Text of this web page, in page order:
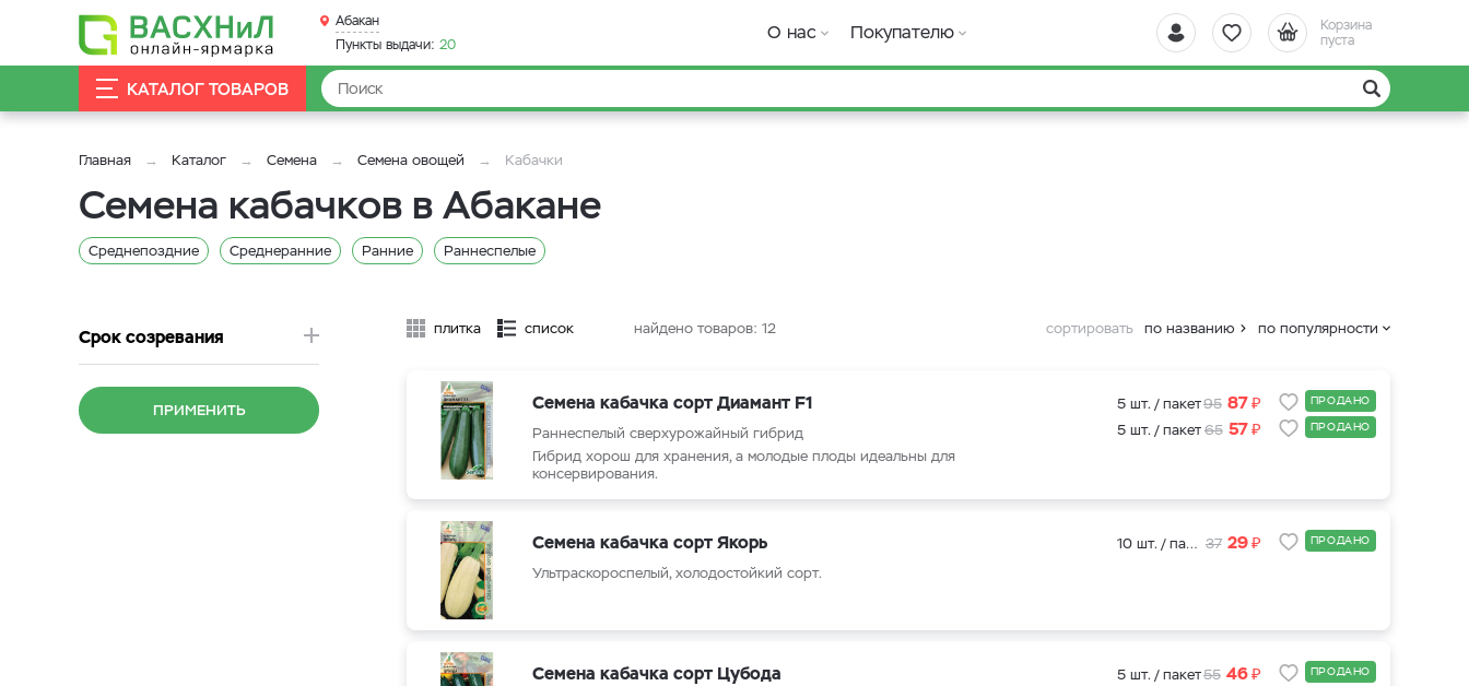
Корзина
пуста
Абакан
Пункты выдачи: 20
О нас Покупателю
КАТАЛОГ ТОВАРОВ
Главная Каталог Семена Семена овощей Кабачки
Семена кабачков в Абакане
Среднепоздние Среднеранние Ранние Раннеспелые
Срок созревания
ПРИМЕНИТЬ
плитка список найдено товаров: 12 сортировать по названию по популярности
Семена кабачка сорт Диамант F1
Раннеспелый сверхурожайный гибрид
Гибрид хорош для хранения, а молодые плоды идеальны для
консервирования.
5 шт. / пакет95 87₽ ПРОДАНО
5 шт. / пакет65 57₽ ПРОДАНО
Семена кабачка сорт Якорь
Ультраскороспелый, холодостойкий сорт.
10 шт. / пакет 37 29₽ ПРОДАНО
Семена кабачка сорт Цубода 5 шт. / пакет55 46₽ ПРОДАНО